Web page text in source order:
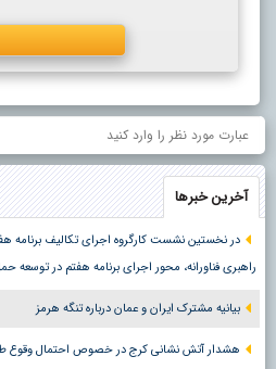
آخرین خبرها
در نخستین نشست کارگروه اجرای تکالیف
راهبری فناورانه، محور اجرای برنامه هفتم در توسعه
بیانیه مشترک ایران و عمان درباره تنگه هرمز
هشدار آتش نشانی کرج در خصوص احتمال وقوع